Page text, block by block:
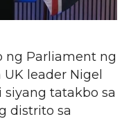
ng Parliament ng
leader Nigel
tatakbo sa
distrito sa